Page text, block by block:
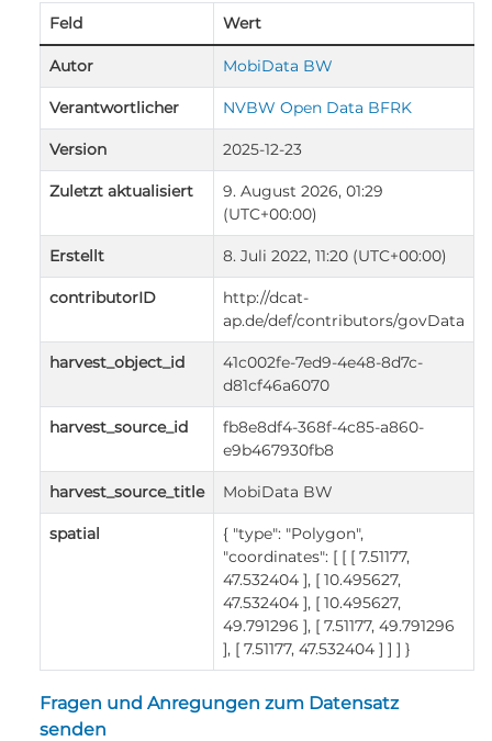
Feld Wert
Autor MobiData BW
Verantwortlicher NVBW Open Data BFRK
Version 2025-12-23
Zuletzt aktualisiert
9. August 2026, 01:29
(UTC+00:00)
Erstellt 8. Juli 2022, 11:20 (UTC+00:00)
contributorID
http://dcat-
ap.de/def/contributors/govData
harvest_object_id
41c002fe-7ed9-4e48-8d7c-
d81cf46a6070
harvest_source_id
fb8e8df4-368f-4c85-a860-
e9b467930fb8
harvest_source_title MobiData BW
spatial
{ "type": "Polygon",
"coordinates": [ [ [ 7.51177,
47.532404 ], [ 10.495627,
47.532404 ], [ 10.495627,
49.791296 ], [ 7.51177, 49.791296
], [ 7.51177, 47.532404 ] ] ] }
Fragen und Anregungen zum Datensatz
senden